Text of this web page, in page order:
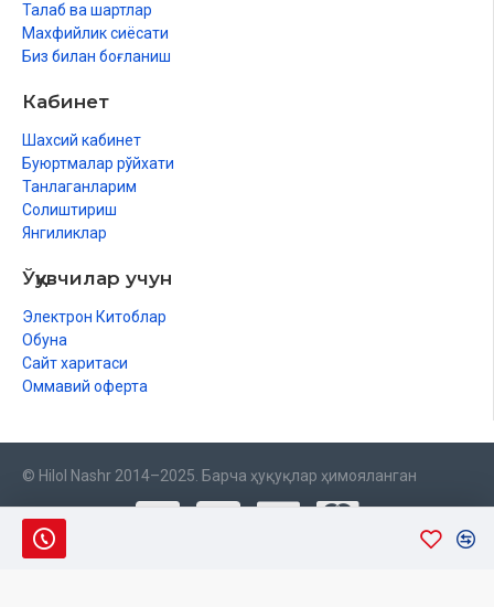
Талаб ва шартлар
Махфийлик сиёсати
Биз билан боғланиш
Кабинет
Шахсий кабинет
Буюртмалар рўйхати
Танлаганларим
Солиштириш
Янгиликлар
Ўқувчилар учун
Электрон Китоблар
Обуна
Сайт харитаси
Оммавий оферта
© Hilol Nashr 2014–2025. Барча ҳуқуқлар ҳимояланган